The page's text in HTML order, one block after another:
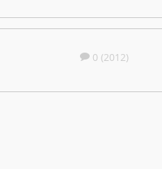
0 (2012)